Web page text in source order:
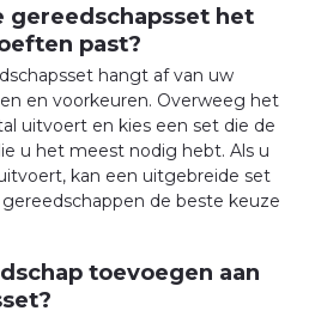
gereedschapsset het
past?
hangt af van uw
en voorkeuren. Overweeg het
uitvoert en kies een set die de
u het meest nodig hebt. Als u
kan een uitgebreide set
de beste keuze
toevoegen aan